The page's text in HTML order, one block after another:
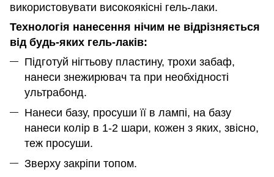
використовувати високоякісні гель-лаки.
Технологія нанесення нічим не відрізняється
від будь-яких гель-лаків:
Підготуй нігтьову пластину, трохи забаф,
нанеси знежирювач та при необхідності
ультрабонд.
Нанеси базу, просуши її в лампі, на базу
нанеси колір в 1-2 шари, кожен з яких, звісно,
теж просуши.
Зверху закріпи топом.